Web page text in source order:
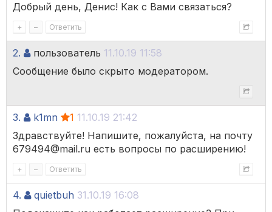
Добрый день, Денис! Как с Вами связаться?
+ – Ответить
2. пользователь 11.10.19 11:58
Сообщение было скрыто модератором.
3. k1mn 1 11.10.19 21:42
Здравствуйте! Напишите, пожалуйста, на почту
679494@mail.ru есть вопросы по расширению!
+ – Ответить
4. quietbuh 31.10.19 16:08